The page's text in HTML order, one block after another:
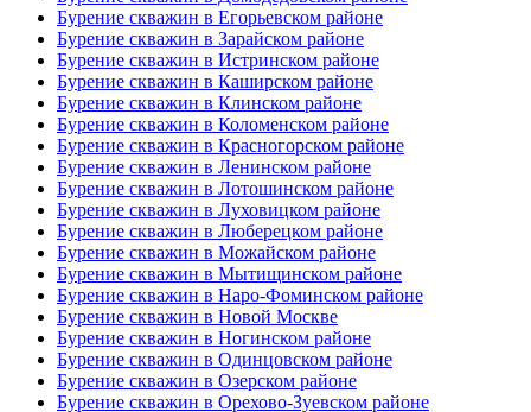
Бурение скважин в Егорьевском районе
Бурение скважин в Зарайском районе
Бурение скважин в Истринском районе
Бурение скважин в Каширском районе
Бурение скважин в Клинском районе
Бурение скважин в Коломенском районе
Бурение скважин в Красногорском районе
Бурение скважин в Ленинском районе
Бурение скважин в Лотошинском районе
Бурение скважин в Луховицком районе
Бурение скважин в Люберецком районе
Бурение скважин в Можайском районе
Бурение скважин в Мытищинском районе
Бурение скважин в Наро-Фоминском районе
Бурение скважин в Новой Москве
Бурение скважин в Ногинском районе
Бурение скважин в Одинцовском районе
Бурение скважин в Озерском районе
Бурение скважин в Орехово-Зуевском районе